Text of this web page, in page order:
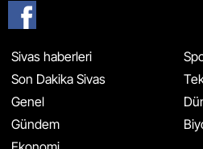
Sivas haberleri
Son Dakika Sivas
Genel
Gündem